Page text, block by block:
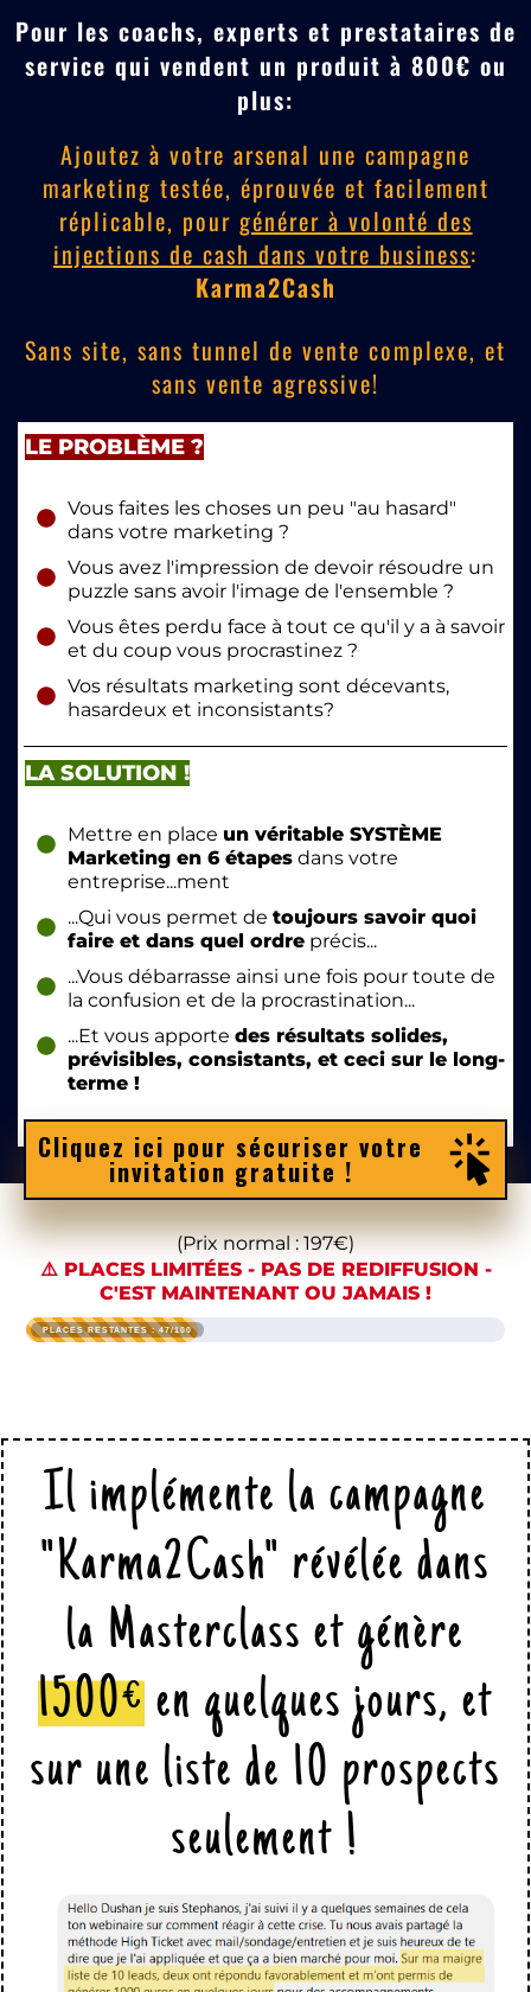
Pour les coachs, experts et prestataires de
service qui vendent un produit à 800€ ou
plus:
Ajoutez à votre arsenal une campagne
marketing testée, éprouvée et facilement
réplicable, pour générer à volonté des
injections de cash dans votre business:
Karma2Cash
Sans site, sans tunnel de vente complexe, et
sans vente agressive!
LE PROBLÈME ?
Vous faites les choses un peu "au hasard"
dans votre marketing ?
Vous avez l'impression de devoir résoudre un
puzzle sans avoir l'image de l'ensemble ?
Vous êtes perdu face à tout ce qu'il y a à savoir
et du coup vous procrastinez ?
Vos résultats marketing sont décevants,
hasardeux et inconsistants?
LA SOLUTION !
Mettre en place un véritable SYSTÈME
Marketing en 6 étapes dans votre
entreprise...ment
...Qui vous permet de toujours savoir quoi
faire et dans quel ordre précis...
...Vous débarrasse ainsi une fois pour toute de
la confusion et de la procrastination...
...Et vous apporte des résultats solides,
prévisibles, consistants, et ceci sur le long-
terme !
Cliquez ici pour sécuriser votre
invitation gratuite !
(Prix normal : 197€)
⚠️PLACES LIMITÉES - PAS DE REDIFFUSION -
C'EST MAINTENANT OU JAMAIS !
PLACES RESTANTES : 47/100
Il implémente la campagne
"Karma2Cash" révélée dans
la Masterclass et génère
1500€ en quelques jours, et
sur une liste de 10 prospects
seulement !